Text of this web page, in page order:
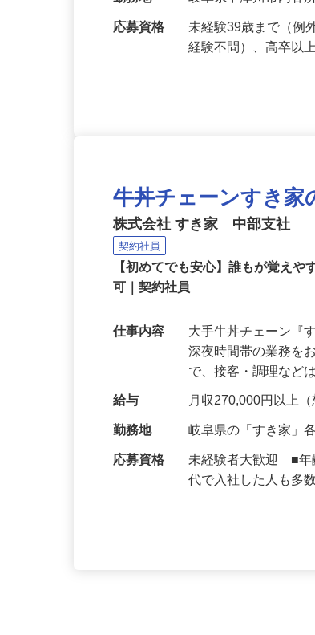
勤務地 岐阜県中津川市内各
未経験39歳まで（例
牛丼チェーンすき家
株式会社 すき家 中部支社
契約社員
【初めてでも安心】誰もが覚え
大手牛丼チェーン『
深夜時間帯の業務を
で、接客・調理など
給与 月収270,000円以上（
勤務地 岐阜県の「すき家」